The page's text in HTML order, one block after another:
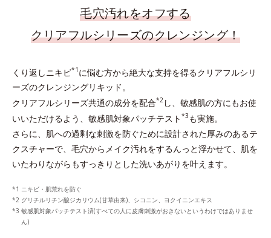
毛穴汚れをオフする
クリアフルシリーズのクレンジング！
くり返しニキビ*1 に悩む方から絶大な支持を得るクリアフルシリ
ーズのクレンジングリキッド。
クリアフルシリーズ共通の成分を配合*2 し、敏感肌の方にもお使
いいただけるよう、敏感肌対象パッチテスト *3 も実施。
さらに、肌への過剰な刺激を防ぐために設計された厚みのあるテ
クスチャーで、 毛穴からメイク汚れをするんっと浮かせて、肌を
いたわりながらもすっきりとした洗いあがりを叶えます。
ニキビ・肌荒れを防ぐ
グリチルリチン酸ジカリウム(甘草由来)、シコニン、ヨクイニンエキス
敏感肌対象パッチテスト済(すべての人に皮膚刺激がおきないというわけではありませ
ん)